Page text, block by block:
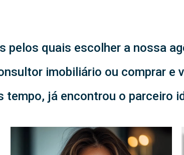
pelos quais escolher a nossa
imobiliário ou comprar e
tempo, já encontrou o parceiro